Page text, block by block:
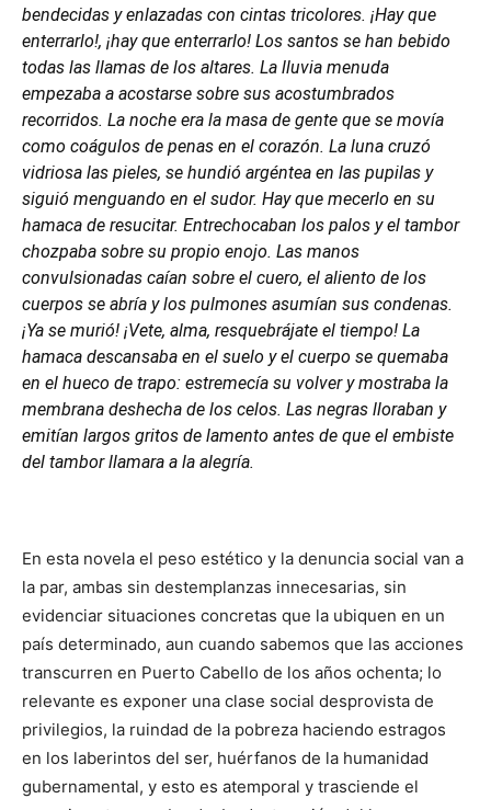
bendecidas y enlazadas con cintas tricolores. ¡Hay que
enterrarlo!, ¡hay que enterrarlo! Los santos se han bebido
todas las llamas de los altares. La lluvia menuda
empezaba a acostarse sobre sus acostumbrados
recorridos. La noche era la masa de gente que se movía
como coágulos de penas en el corazón. La luna cruzó
vidriosa las pieles, se hundió argéntea en las pupilas y
siguió menguando en el sudor. Hay que mecerlo en su
hamaca de resucitar. Entrechocaban los palos y el tambor
chozpaba sobre su propio enojo. Las manos
convulsionadas caían sobre el cuero, el aliento de los
cuerpos se abría y los pulmones asumían sus condenas.
¡Ya se murió! ¡Vete, alma, resquebrájate el tiempo! La
hamaca descansaba en el suelo y el cuerpo se quemaba
en el hueco de trapo: estremecía su volver y mostraba la
membrana deshecha de los celos. Las negras lloraban y
emitían largos gritos de lamento antes de que el embiste
del tambor llamara a la alegría.
En esta novela el peso estético y la denuncia social van a
la par, ambas sin destemplanzas innecesarias, sin
evidenciar situaciones concretas que la ubiquen en un
país determinado, aun cuando sabemos que las acciones
transcurren en Puerto Cabello de los años ochenta; lo
relevante es exponer una clase social desprovista de
privilegios, la ruindad de la pobreza haciendo estragos
en los laberintos del ser, huérfanos de la humanidad
gubernamental, y esto es atemporal y trasciende el